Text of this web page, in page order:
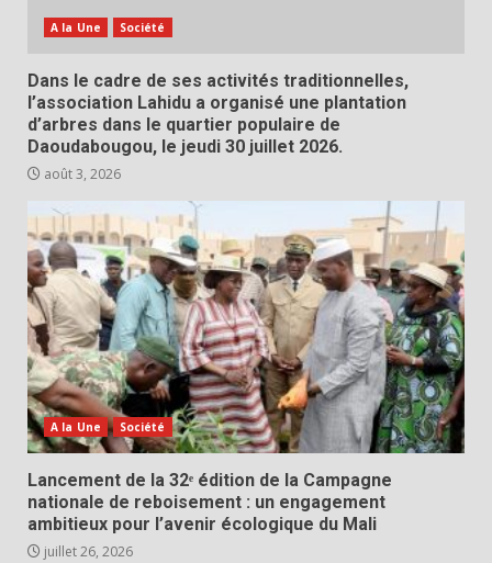
A la Une Société
Dans le cadre de ses activités traditionnelles,
l’association Lahidu a organisé une plantation
d’arbres dans le quartier populaire de
Daoudabougou, le jeudi 30 juillet 2026.
août 3, 2026
A la Une Société
Lancement de la 32ᵉ édition de la Campagne
nationale de reboisement : un engagement
ambitieux pour l’avenir écologique du Mali
juillet 26, 2026